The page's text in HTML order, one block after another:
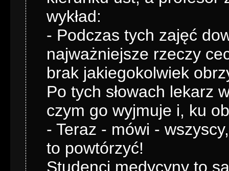
wykład:
- Podczas tych zajęć
najważniejsze rzeczy
brak jakiegokolwiek
Po tych słowach lekarz
czym go wyjmuje i, ku
- Teraz - mówi -
to powtórzyć!
Studenci medycyny to